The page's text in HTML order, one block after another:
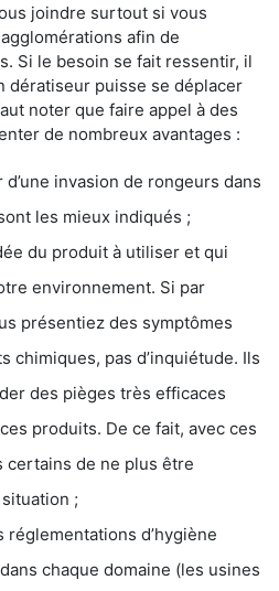
joindre surtout si vous
afin de
Si le besoin se fait ressentir, il
dératiseur puisse se déplacer
noter que faire appel à des
de nombreux avantages :
invasion de rongeurs dans
les mieux indiqués ;
du produit à utiliser et qui
environnement. Si par
présentiez des symptômes
chimiques, pas d’inquiétude. Ils
des pièges très efficaces
produits. De ce fait, avec ces
certains de ne plus être
;
d’hygiène
chaque domaine (les usines